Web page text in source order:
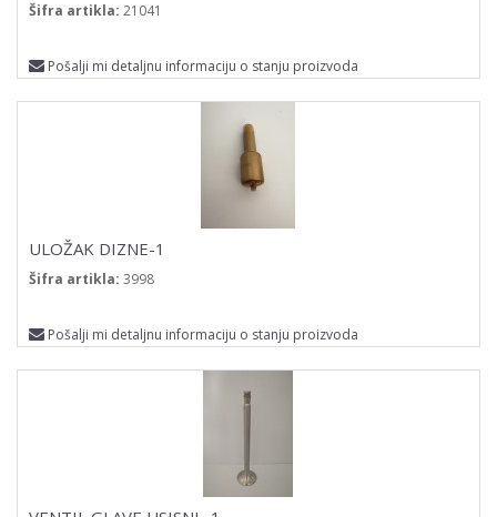
Šifra artikla: 21041
Pošalji mi detaljnu informaciju o stanju proizvoda
ULOŽAK DIZNE-1
Šifra artikla: 3998
Pošalji mi detaljnu informaciju o stanju proizvoda